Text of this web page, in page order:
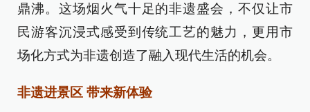
鼎沸。这场烟火气十足的非遗盛会，不仅让市
民游客沉浸式感受到传统工艺的魅力，更用市
场化方式为非遗创造了融入现代生活的机会。
非遗进景区 带来新体验